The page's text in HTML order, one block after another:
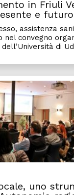
in Friuli
e futuro
assistenza
nel convegno
di
uno